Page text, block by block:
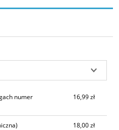
płatności
numer
16,99 zł
18,00 zł